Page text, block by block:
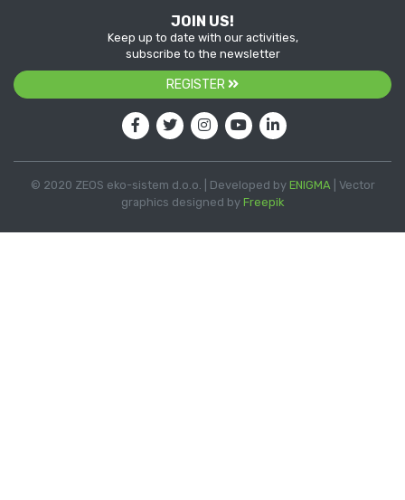
JOIN US!
Keep up to date with our activities,
subscribe to the newsletter
REGISTER
© 2020 ZEOS eko-sistem d.o.o. | Developed by ENIGMA| Vector
graphics designed by Freepik